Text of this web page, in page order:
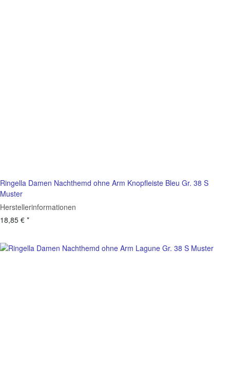
Ringella Damen Nachthemd ohne Arm Knopfleiste Bleu Gr. 38 S
Muster
Herstellerinformationen
18,85 € *